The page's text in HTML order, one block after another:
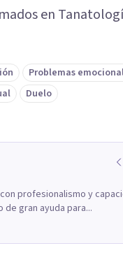
en
Problemas
Duelo
profesionalismo y
gran ayuda para...